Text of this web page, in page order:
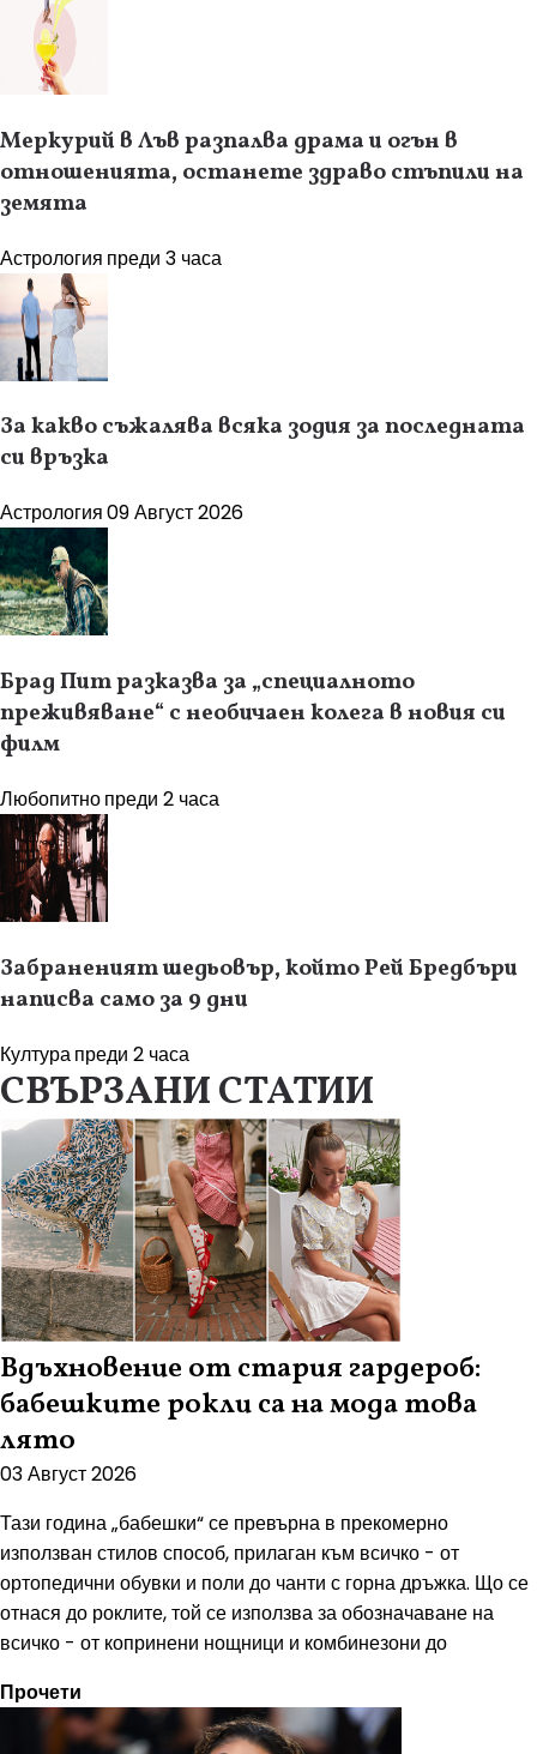
Меркурий в Лъв разпалва драма и огън в
отношенията, останете здраво стъпили на
земята
Астрология преди 3 часа
За какво съжалява всяка зодия за последната
си връзка
Астрология09 Август 2026
Брад Пит разказва за „специалното
преживяване“ с необичаен колега в новия си
филм
Любопитнопреди 2 часа
Забраненият шедьовър, който Рей Бредбъри
написва само за 9 дни
Културапреди 2 часа
СВЪРЗАНИ СТАТИИ
Вдъхновение от стария гардероб:
бабешките рокли са на мода това
лято
03 Август 2026
Тази година „бабешки“ се превърна в прекомерно
използван стилов способ, прилаган към всичко - от
ортопедични обувки и поли до чанти с горна дръжка. Що се
отнася до роклите, той се използва за обозначаване на
всичко - от копринени нощници и комбинезони до
Прочети